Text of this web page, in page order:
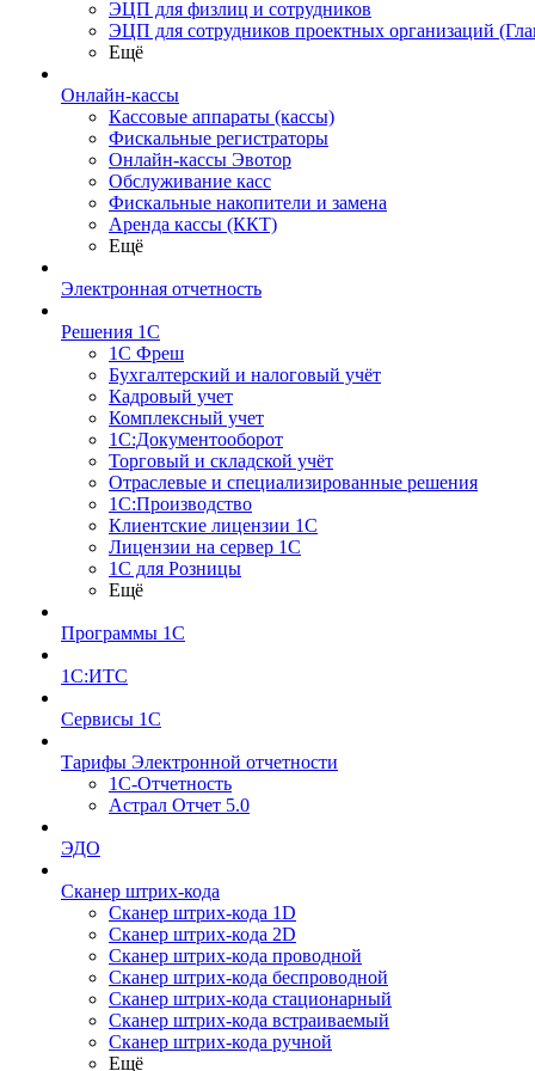
ЭЦП для физлиц и сотрудников
ЭЦП для сотрудников проектных организаций
Ещё
Онлайн-кассы
Кассовые аппараты (кассы)
Фискальные регистраторы
Онлайн-кассы Эвотор
Обслуживание касс
Фискальные накопители и замена
Аренда кассы (ККТ)
Ещё
Электронная отчетность
Решения 1С
1С Фреш
Бухгалтерский и налоговый учёт
Кадровый учет
Комплексный учет
1С:Документооборот
Торговый и складской учёт
Отраслевые и специализированные решения
1С:Производство
Клиентские лицензии 1С
Лицензии на сервер 1С
1С для Розницы
Ещё
Программы 1С
1С:ИТС
Сервисы 1С
Тарифы Электронной отчетности
1С-Отчетность
Астрал Отчет 5.0
ЭДО
Сканер штрих-кода
Сканер штрих-кода 1D
Сканер штрих-кода 2D
Сканер штрих-кода проводной
Сканер штрих-кода беспроводной
Сканер штрих-кода стационарный
Сканер штрих-кода встраиваемый
Сканер штрих-кода ручной
Ещё